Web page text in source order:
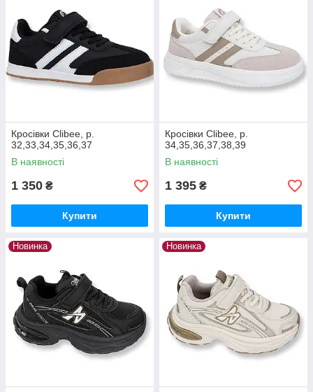
Кросівки Clibee, р.
32,33,34,35,36,37
В наявності
1 350 ₴
Купити
Кросівки Clibee, р.
34,35,36,37,38,39
В наявності
1 395 ₴
Купити
Новинка Новинка